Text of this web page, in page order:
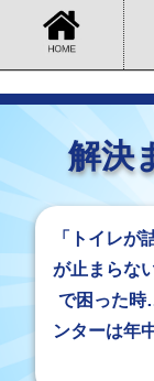
解決
「トイレが
が止まらな
で困った時
ンターは年